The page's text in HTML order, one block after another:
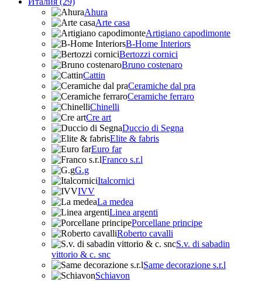
Ahura
Arte casa
Artigiano capodimonte
B-Home Interiors
Bertozzi cornici
Bruno costenaro
Cattin
Ceramiche dal pra
Ceramiche ferraro
Chinelli
Cre art
Duccio di Segna
Elite & fabris
Euro far
Franco s.r.l
G.g
Italcornici
IVV
La medea
Linea argenti
Porcellane principe
Roberto cavalli
S.v. di sabadin
vittorio & c. snc
Same decorazione s.r.l
Schiavon